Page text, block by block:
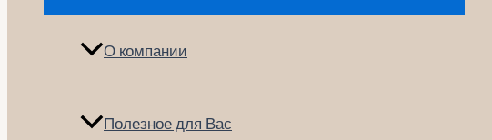
О компании
Полезное для Вас